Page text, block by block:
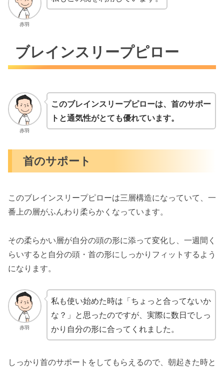
赤羽
ブレインスリープピロー
赤羽
このブレインスリープピローは、首のサポー
トと通気性がとても優れています。
首のサポート
このブレインスリープピローは三層構造になっていて、一
番上の層がふんわり柔らかくなっています。
その柔らかい層が自分の頭の形に添って変化し、一週間く
らいすると自分の頭・首の形にしっかりフィットするよう
になります。
赤羽
私も使い始めた時は「ちょっと合ってないか
な？」と思ったのですが、実際に数日でしっ
かり自分の形に合ってくれました。
しっかり首のサポートをしてもらえるので、朝起きた時と